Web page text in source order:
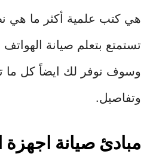
هي كتب علمية أكثر ما هي
تستمتع بتعلم صيانة الهواتف
وسوف نوفر لك ايضاً كل ما
وتفاصيل.
مبادئ صيانة اجهزة